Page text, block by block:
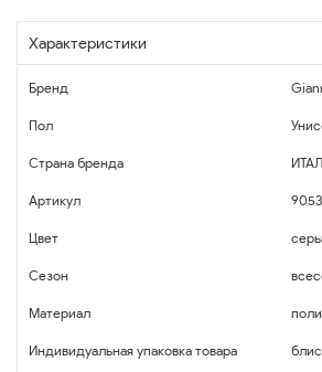
Характеристики
Бренд
Пол
Страна бренда
Артикул
Цвет
Сезон
Материал
Индивидуальная упаковка товара